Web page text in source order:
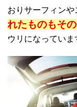
おりサーフィン
れたものもそ
ウリになっていま